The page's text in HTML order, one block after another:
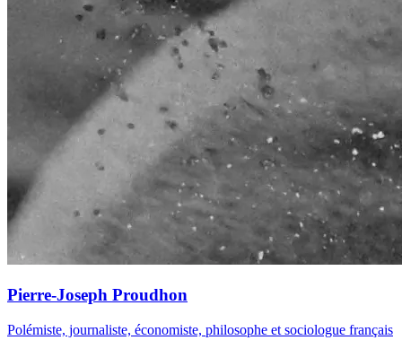
Pierre-Joseph Proudhon
Polémiste, journaliste, économiste, philosophe et sociologue français